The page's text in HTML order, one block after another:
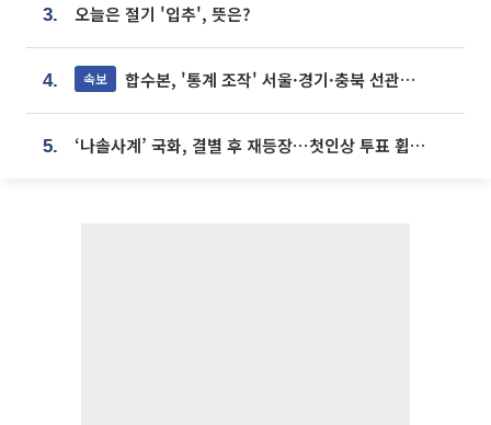
3. 오늘은 절기 '입추', 뜻은?
4. 속보 합수본, '통계 조작' 서울·경기·충북 선관위 등 추가 압수수색
5. ‘나솔사계’ 국화, 결별 후 재등장⋯첫인상 투표 휩쓸고 ‘인기녀’ 등극